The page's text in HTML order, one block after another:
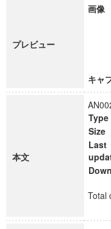
プレビュー
画像
キャ
本文
Type
Size
Last
Total